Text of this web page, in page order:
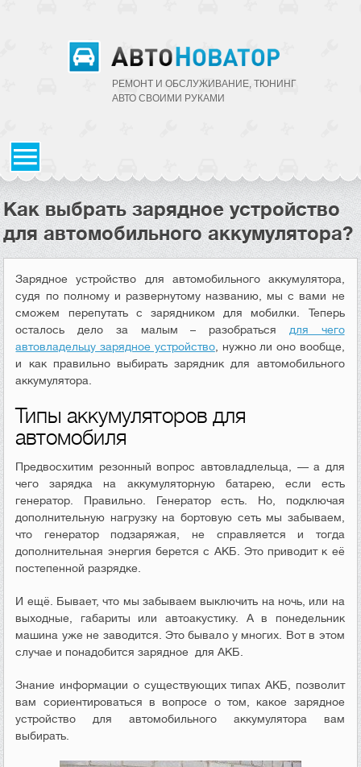
РЕМОНТ И ОБСЛУЖИВАНИЕ, ТЮНИНГ
АВТО CВОИМИ РУКАМИ
Как выбрать зарядное устройство
для автомобильного аккумулятора?
Зарядное устройство для автомобильного аккумулятора,
судя по полному и развернутому названию, мы с вами не
сможем перепутать с зарядником для мобилки. Теперь
осталось дело за малым – разобраться для чего
автовладельцу зарядное устройство, нужно ли оно вообще,
и как правильно выбирать зарядник для автомобильного
аккумулятора.
Типы аккумуляторов для
автомобиля
Предвосхитим резонный вопрос автовладлельца, — а для
чего зарядка на аккумуляторную батарею, если есть
генератор. Правильно. Генератор есть. Но, подключая
дополнительную нагрузку на бортовую сеть мы забываем,
что генератор подзаряжая, не справляется и тогда
дополнительная энергия берется с АКБ. Это приводит к её
постепенной разрядке.
И ещё. Бывает, что мы забываем выключить на ночь, или на
выходные, габариты или автоакустику. А в понедельник
машина уже не заводится. Это бывало у многих. Вот в этом
случае и понадобится зарядное для АКБ.
Знание информации о существующих типах АКБ, позволит
вам сориентироваться в вопросе о том, какое зарядное
устройство для автомобильного аккумулятора вам
выбирать.